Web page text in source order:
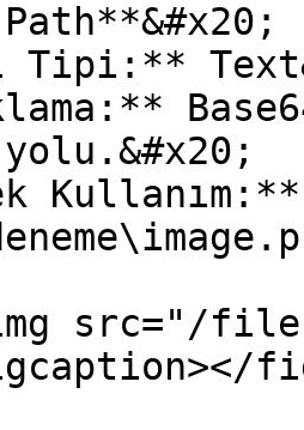
src="/files/